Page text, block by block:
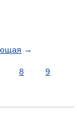
→
8
9